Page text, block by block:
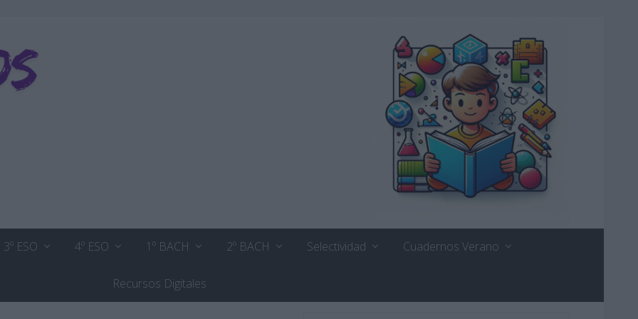
3º ESO 4º ESO 1º BACH 2º BACH Selectividad Cuadernos Verano
Recursos Digitales